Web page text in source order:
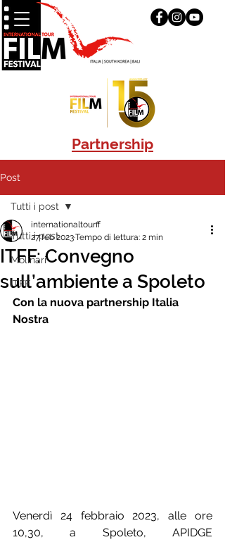
Partnership
Post
Tutti i post
Molinari
ITFF
Tutti i post
ITFF: Convegno
sull’ambiente a Spoleto
internationaltourff
27 feb 2023Tempo di lettura: 2 min
Con la nuova partnership Italia
Nostra
Venerdì 24 febbraio 2023, alle ore
10,30, a Spoleto, APIDGE